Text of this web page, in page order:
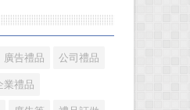
曆是相對於通用內容
單獨的設計、製作、印
廣告禮品 公司禮品
業禮品